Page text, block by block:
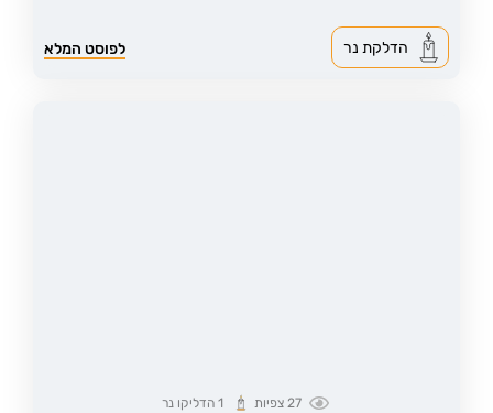
לפוסט המלא הדלקת נר
27 צפיות 1הדליקו נר